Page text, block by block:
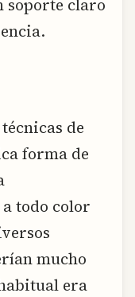
soporte claro
de
forma de
todo color
mucho
era